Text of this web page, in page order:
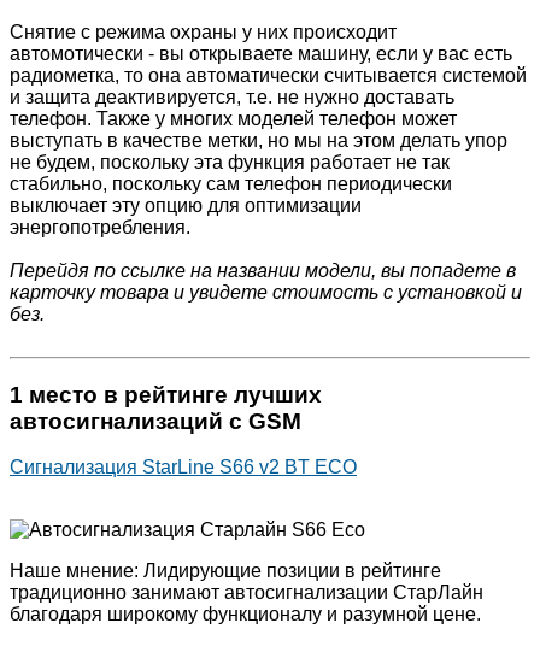
Снятие с режима охраны у них происходит
автомотически - вы открываете машину, если у вас есть
радиометка, то она автоматически считывается системой
и защита деактивируется, т.е. не нужно доставать
телефон. Также у многих моделей телефон может
выступать в качестве метки, но мы на этом делать упор
не будем, поскольку эта функция работает не так
стабильно, поскольку сам телефон периодически
выключает эту опцию для оптимизации
энергопотребления.
Перейдя по ссылке на названии модели, вы попадете в
карточку товара и увидете стоимость с установкой и
без.
1 место в рейтинге лучших
автосигнализаций с GSM
Сигнализация StarLine S66 v2 BT ECO
Наше мнение: Лидирующие позиции в рейтинге
традиционно занимают автосигнализации СтарЛайн
благодаря широкому функционалу и разумной цене.